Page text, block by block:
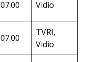
07.00 Vidio
07.00
TVRI,
Vidio